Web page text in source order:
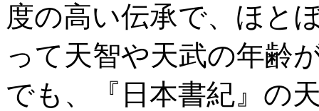
度の高い伝承で、ほと
って天智や天武の年齢
でも、『日本書紀』の